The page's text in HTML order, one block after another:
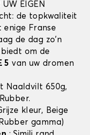
UW EIGEN
de topkwaliteit
enige Franse
de dag zo'n
om de
5 van uw dromen
Naaldvilt 650g,
kleur, Beige
gamma)